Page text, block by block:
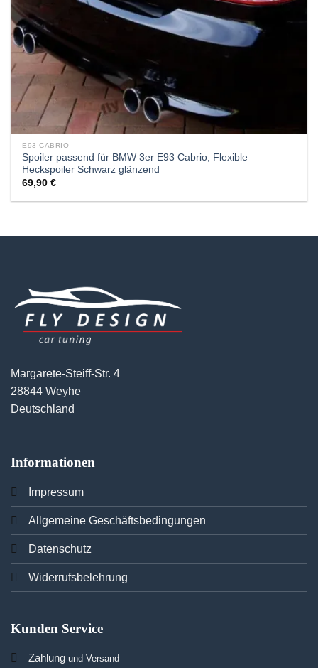
E93 CABRIO
Spoiler passend für BMW 3er E93 Cabrio, Flexible
Heckspoiler Schwarz glänzend
69,90€
Margarete-Steiff-Str. 4
28844 Weyhe
Deutschland
Informationen
Impressum
Allgemeine Geschäftsbedingungen
Datenschutz
Widerrufsbelehrung
Kunden Service
Zahlungund Versand